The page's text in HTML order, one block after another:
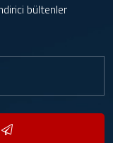
bültenler